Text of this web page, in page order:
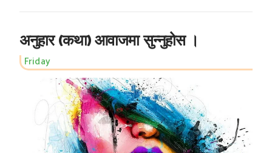
अनुहार (कथा) आवाजमा सुन्नुहोस ।
Friday